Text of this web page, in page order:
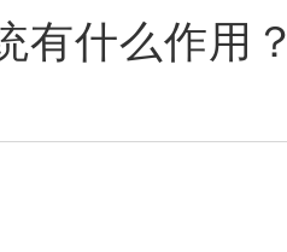
有什么作用？